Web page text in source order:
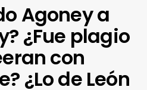
Agoney a
¿Fue plagio
con
¿Lo de León